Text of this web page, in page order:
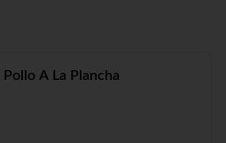
Pollo A La Plancha